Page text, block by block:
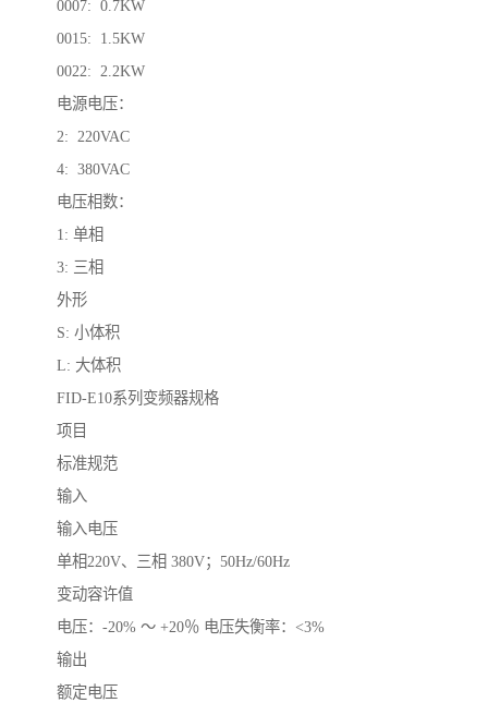
0007: 0.7KW
0015: 1.5KW
0022: 2.2KW
电源电压：
2: 220VAC
4: 380VAC
电压相数：
1: 单相
3: 三相
外形
S: 小体积
L: 大体积
FID-E10系列变频器规格
项目
标准规范
输入
输入电压
单相220V、三相 380V；50Hz/60Hz
变动容许值
电压：-20% ～ +20％ 电压失衡率：<3%
输出
额定电压